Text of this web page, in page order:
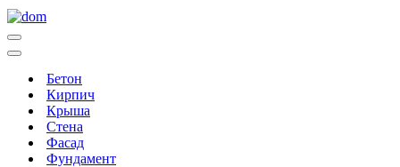
Меню
навигации
Меню
навигацииБетон
Кирпич
Крыша
Стена
Фасад
Фундамент